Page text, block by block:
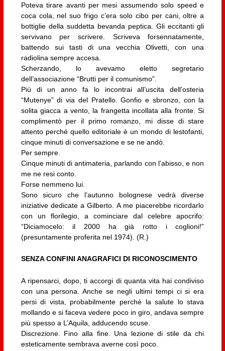
Poteva tirare avanti per mesi assumendo solo speed e
coca cola, nel suo frigo c’era solo cibo per cani, oltre a
bottiglie della suddetta bevanda peptica. Gli eccitanti gli
servivano per scrivere. Scriveva forsennatamente,
battendo sui tasti di una vecchia Olivetti, con una
radiolina sempre accesa.
Scherzando, lo avevamo eletto segretario
dell’associazione “Brutti per il comunismo”.
Più di un anno fa lo incontrai all’uscita dell’osteria
“Mutenye” di via del Pratello. Gonfio e sbronzo, con la
solita giacca a vento, la frangetta incollata alla fronte. Si
complimentò per il primo romanzo, mi disse di stare
attento perché quello editoriale è un mondo di lestofanti,
cinque minuti di conversazione e se ne andò.
Per sempre.
Cinque minuti di antimateria, parlando con l’abisso, e non
me ne resi conto.
Forse nemmeno lui.
Sono sicuro che l’autunno bolognese vedrà diverse
iniziative dedicate a Gilberto. A me piacerebbe ricordarlo
con un florilegio, a cominciare dal celebre apocrifo:
“Diciamocelo: il 2000 ha già rotto i coglioni!”
(presuntamente proferita nel 1974). (R.)
SENZA CONFINI ANAGRAFICI DI RICONOSCIMENTO
A ripensarci, dopo, ti accorgi di quanta vita hai condiviso
con una persona. Anche se negli ultimi tempi ci si era
persi di vista, probabilmente perché la salute lo stava
mollando e si faceva vedere poco in giro, andava sempre
più spesso a L’Aquila, adducendo scuse.
Discrezione. Fino alla fine. Una lezione di stile da chi
esteticamente sembrava averne così poco.